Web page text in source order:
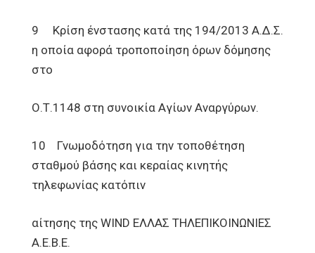
9 Κρίση ένστασης κατά της 194/2013 Α.Δ.Σ.
η οποία αφορά τροποποίηση όρων δόμησης
στο
Ο.Τ.1148 στη συνοικία Αγίων Αναργύρων.
10 Γνωμοδότηση για την τοποθέτηση
σταθμού βάσης και κεραίας κινητής
τηλεφωνίας κατόπιν
αίτησης της WIND ΕΛΛΑΣ ΤΗΛΕΠΙΚΟΙΝΩΝΙΕΣ
Α.Ε.Β.Ε.